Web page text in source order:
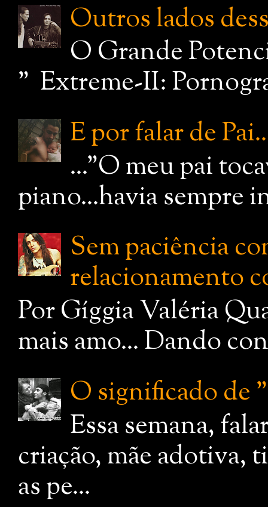
Outros lados
O Grande
" Extreme-II:
E por falar de
..."O meu pai
piano...havia sempre
Sem paciência
relacionamento
Por Gíggia Valéria
mais amo... Dando
O significado de
Essa semana,
criação, mãe adotiva,
as pe...